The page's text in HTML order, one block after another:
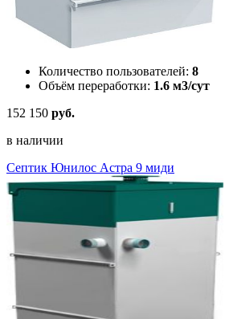
Количество пользователей: 8
Объём переработки: 1.6 м3/сут
152 150 руб.
в наличии
Септик Юнилос Астра 9 миди